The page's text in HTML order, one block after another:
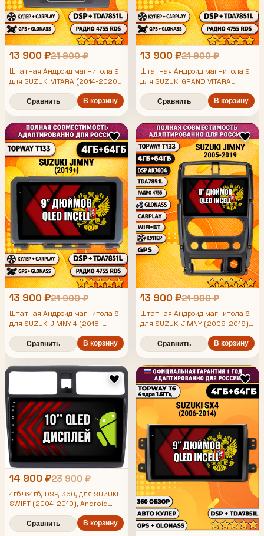
13 900 ₽21 900 ₽
Штатная Андроид магнитола 9
для SUZUKI VITARA (2014-2020),
4/64гб, DSP, беспроводной
CarPlay и Android Auto, GPS и
ГЛОНАСС
Сравнить В корзину
13 900 ₽21 900 ₽
Штатная Андроид магнитола 9
для SUZUKI GRAND VITARA
(2005-2014), 4/64гб, DSP,
беспроводной CarPlay и Android
Auto, GPS и ГЛОНАСС
Сравнить В корзину
13 900 ₽21 900 ₽
Штатная Андроид магнитола 9
для SUZUKI JIMNY 4 (2018-
2020), 4/64гб, DSP, беспроводной
CarPlay и Android Auto, GPS и
ГЛОНАСС
Сравнить В корзину
13 900 ₽21 900 ₽
Штатная Андроид магнитола 9
для SUZUKI JIMNY (2005-2019),
4/64гб, DSP, беспроводной
CarPlay и Android Auto, GPS и
ГЛОНАСС
Сравнить В корзину
14 900 ₽23 900 ₽
4гб+64гб, DSP, 360, для SUZUKI
SWIFT (2004-2010), Android
магнитола с усилителем
TDA7851 без слота сим
Сравнить В корзину